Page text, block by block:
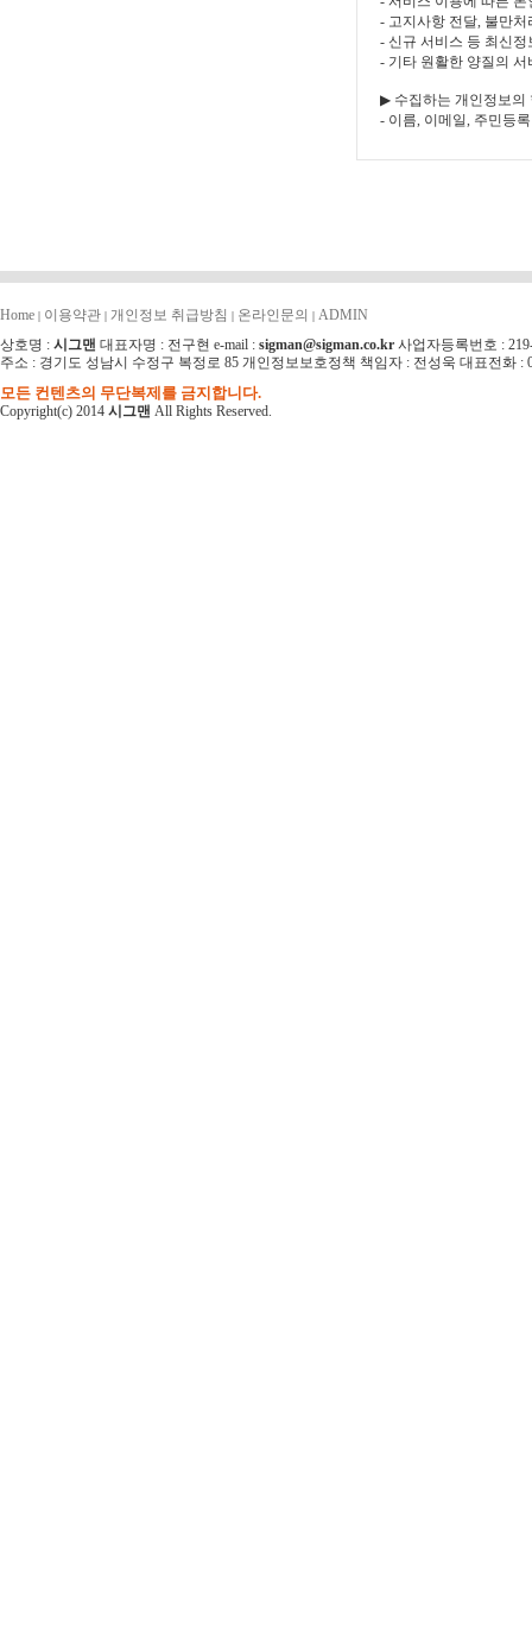
Home | 이용약관 | 개인정보 취급방침 | 온라인문의 | ADMIN
상호명 : 시그맨 대표자명 : 전구현 e-mail : sigman@sigman.co.kr 사업자등록번호 :
주소 : 경기도 성남시 수정구 복정로 85 개인정보보호정책 책임자 : 전성욱 대표전화 :
모든 컨텐츠의 무단복제를 금지합니다.
Copyright(c) 2014 시그맨 All Rights Reserved.